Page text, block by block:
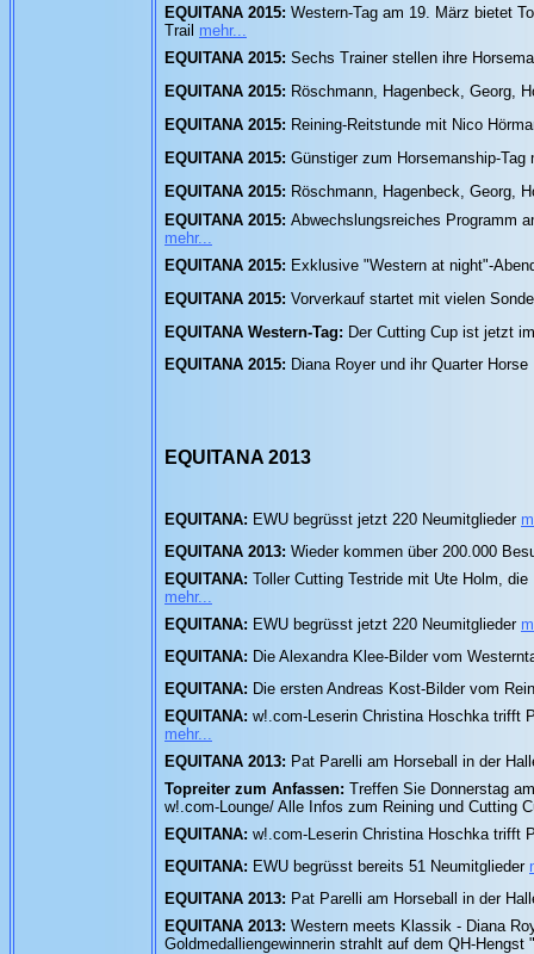
EQUITANA 2015: Western-Tag am 19. März bietet
Trail mehr...
EQUITANA 2015: Sechs Trainer stellen ihre
EQUITANA 2015: Röschmann, Hagenbeck, Georg,
EQUITANA 2015: Reining-Reitstunde mit Nico
EQUITANA 2015: Günstiger zum Horsemanship-
EQUITANA 2015: Röschmann, Hagenbeck, Georg,
EQUITANA 2015: Abwechslungsreiches Programm
mehr...
EQUITANA 2015: Exklusive "Western at night"-
EQUITANA 2015: Vorverkauf startet mit vielen
EQUITANA Western-Tag: Der Cutting Cup ist jetzt
EQUITANA 2015: Diana Royer und ihr Quarter
EQUITANA 2013
EQUITANA: EWU begrüsst jetzt 220 Neumitglieder
EQUITANA 2013: Wieder kommen über 200.000
EQUITANA: Toller Cutting Testride mit Ute Holm,
mehr...
EQUITANA: EWU begrüsst jetzt 220 Neumitglieder
EQUITANA: Die Alexandra Klee-Bilder vom
EQUITANA: Die ersten Andreas Kost-Bilder vom
EQUITANA: w!.com-Leserin Christina Hoschka trifft
mehr...
EQUITANA 2013: Pat Parelli am Horseball in der
Topreiter zum Anfassen: Treffen Sie Donnerstag
w!.com-Lounge/ Alle Infos zum Reining und Cutting
EQUITANA: w!.com-Leserin Christina Hoschka trifft
EQUITANA: EWU begrüsst bereits 51 Neumitglieder
EQUITANA 2013: Pat Parelli am Horseball in der
EQUITANA 2013: Western meets Klassik - Diana
Goldmedalliengewinnerin strahlt auf dem QH-